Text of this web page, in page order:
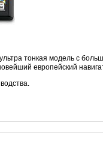
тонкая модель с
европейский